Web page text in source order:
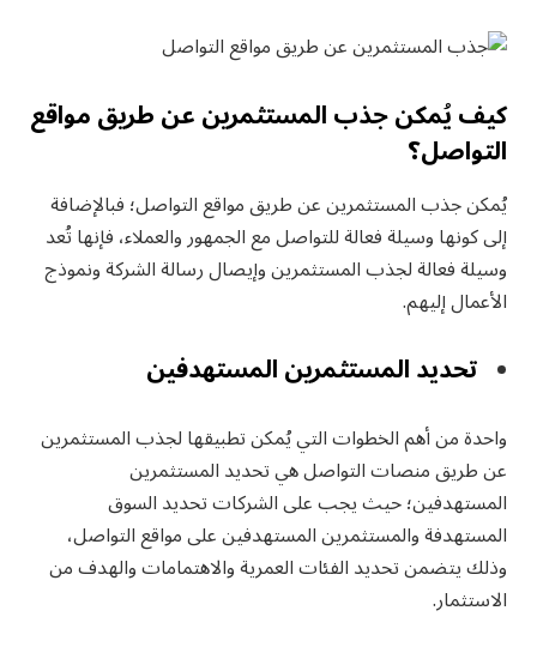
كيف يُمكن جذب المستثمرين عن طريق مواقع
التواصل؟
يُمكن جذب المستثمرين عن طريق مواقع التواصل؛ فبالإضافة
إلى كونها وسيلة فعالة للتواصل مع الجمهور والعملاء، فإنها تُعد
وسيلة فعالة لجذب المستثمرين وإيصال رسالة الشركة ونموذج
الأعمال إليهم.
تحديد المستثمرين المستهدفين
واحدة من أهم الخطوات التي يُمكن تطبيقها لجذب المستثمرين
عن طريق منصات التواصل هي تحديد المستثمرين
المستهدفين؛ حيث يجب على الشركات تحديد السوق
المستهدفة والمستثمرين المستهدفين على مواقع التواصل،
وذلك يتضمن تحديد الفئات العمرية والاهتمامات والهدف من
الاستثمار.